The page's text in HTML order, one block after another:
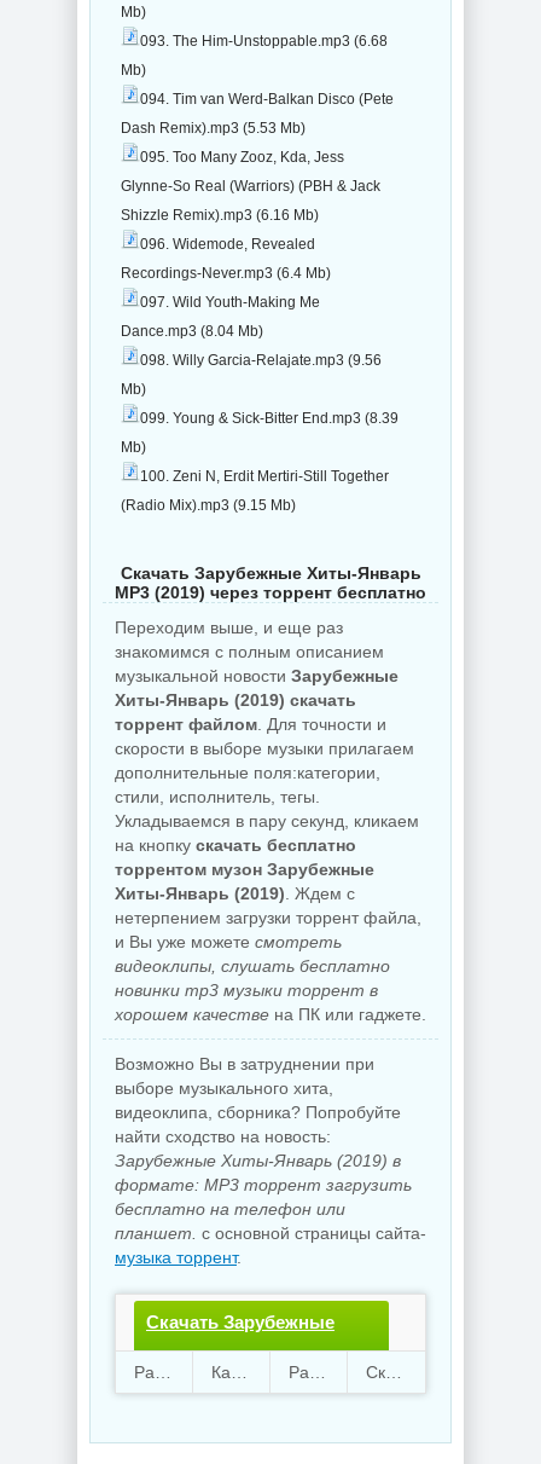
Mb)
093. The Him-Unstoppable.mp3 (6.68
Mb)
094. Tim van Werd-Balkan Disco (Pete
Dash Remix).mp3 (5.53 Mb)
095. Too Many Zooz, Kda, Jess
Glynne-So Real (Warriors) (PBH & Jack
Shizzle Remix).mp3 (6.16 Mb)
096. Widemode, Revealed
Recordings-Never.mp3 (6.4 Mb)
097. Wild Youth-Making Me
Dance.mp3 (8.04 Mb)
098. Willy Garcia-Relajate.mp3 (9.56
Mb)
099. Young & Sick-Bitter End.mp3 (8.39
Mb)
100. Zeni N, Erdit Mertiri-Still Together
(Radio Mix).mp3 (9.15 Mb)
Скачать Зарубежные Хиты-Январь
MP3 (2019) через торрент бесплатно
Переходим выше, и еще раз
знакомимся с полным описанием
музыкальной новости Зарубежные
Хиты-Январь (2019) скачать
торрент файлом . Для точности и
скорости в выборе музыки прилагаем
дополнительные поля:категории,
стили, исполнитель, тегы.
Укладываемся в пару секунд, кликаем
на кнопку скачать бесплатно
торрентом музон Зарубежные
Хиты-Январь (2019) . Ждем с
нетерпением загрузки торрент файла,
и Вы уже можете смотреть
видеоклипы, слушать бесплатно
новинки mp3 музыки торрент в
хорошем качестве на ПК или гаджете.
Возможно Вы в затруднении при
выборе музыкального хита,
видеоклипа, сборника? Попробуйте
найти сходство на новость:
Зарубежные Хиты-Январь (2019) в
формате: MP3 торрент загрузить
бесплатно на телефон или
планшет. с основной страницы сайта-
музыка торрент.
Скачать Зарубежные
Хиты-Январь.torrent
68 84 788.95 Mb